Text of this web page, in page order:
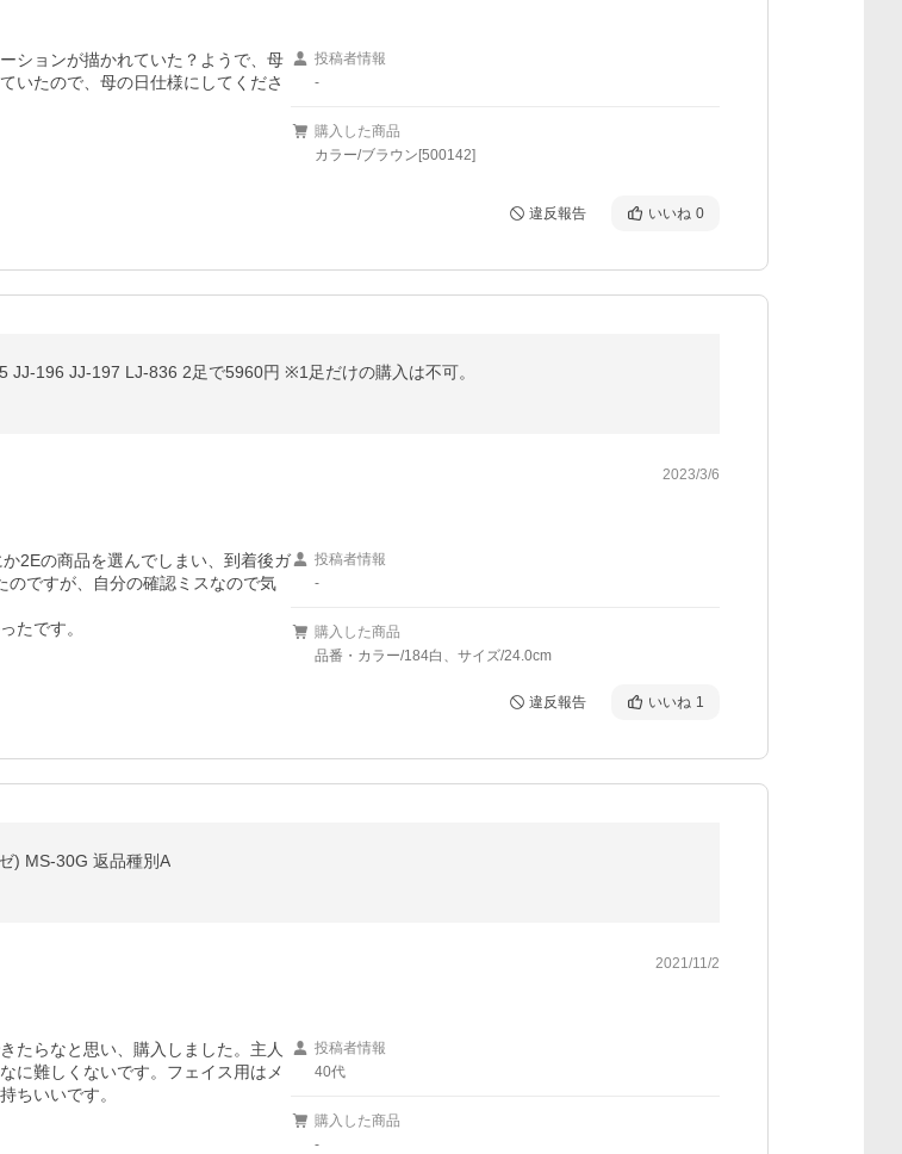
ションが描かれていた？ようで、母
いたので、母の日仕様にしてくださ
投稿者情報
-
購入した商品
カラー/ブラウン[500142]
違反報告 いいね 0
JJ-196 JJ-197 LJ-836 2足で5960円 ※1足だけの購入は不可。
2023/3/6
2Eの商品を選んでしまい、到着後ガ
ですが、自分の確認ミスなので気
たです。
投稿者情報
-
購入した商品
品番・カラー/184白、サイズ/24.0cm
違反報告 いいね 1
) MS-30G 返品種別A
2021/11/2
たらなと思い、購入しました。主人
に難しくないです。フェイス用はメ
ちいいです。
投稿者情報
40代
購入した商品
-